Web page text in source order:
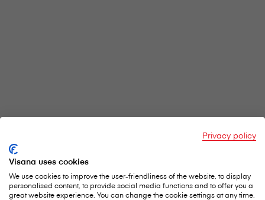
Privacy policy
Visana uses cookies
We use cookies to improve the user-friendliness of the website, to display
personalised content, to provide social media functions and to offer you a
great website experience. You can change the cookie settings at any time.